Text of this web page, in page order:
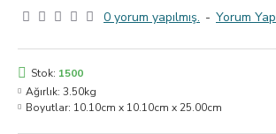
0 yorum yapılmış. - Yorum Yap
Stok: 1500
Ağırlık: 3.50kg
Boyutlar: 10.10cm x 10.10cm x 25.00cm